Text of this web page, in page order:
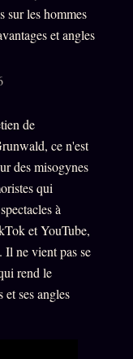
sur les hommes
et angles
de
ce n'est
des misogynes
qui
à
et YouTube,
Il ne vient pas se
rend le
et ses angles